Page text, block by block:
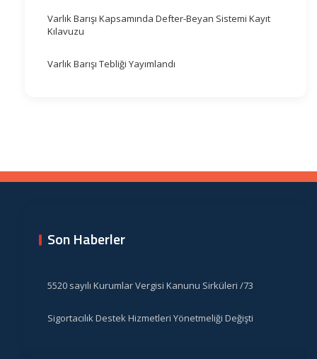
Varlık Barışı Kapsamında Defter-Beyan Sistemi Kayıt
Kılavuzu
Varlık Barışı Tebliği Yayımlandı
Son Haberler
5520 sayılı Kurumlar Vergisi Kanunu Sirküleri /73
Sigortacılık Destek Hizmetleri Yönetmeliği Değişti